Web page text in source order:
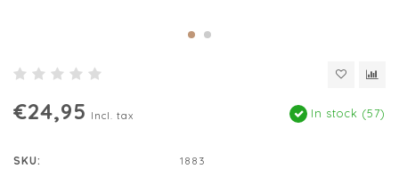
€24,95 Incl. tax In stock (57)
SKU: 1883